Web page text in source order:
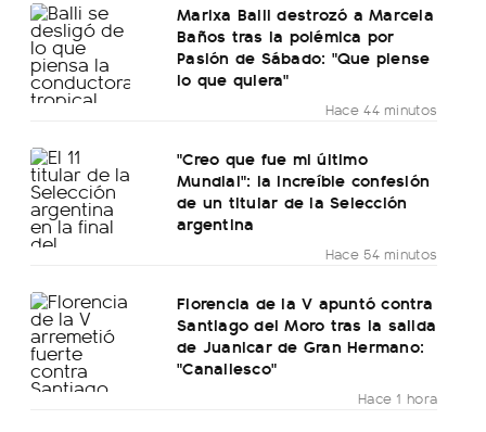
Marixa Balli destrozó a Marcela
Baños tras la polémica por
Pasión de Sábado: "Que piense
lo que quiera"
Hace 44 minutos
"Creo que fue mi último
Mundial": la increíble confesión
de un titular de la Selección
argentina
Hace 54 minutos
Florencia de la V apuntó contra
Santiago del Moro tras la salida
de Juanicar de Gran Hermano:
"Canallesco"
Hace 1 hora